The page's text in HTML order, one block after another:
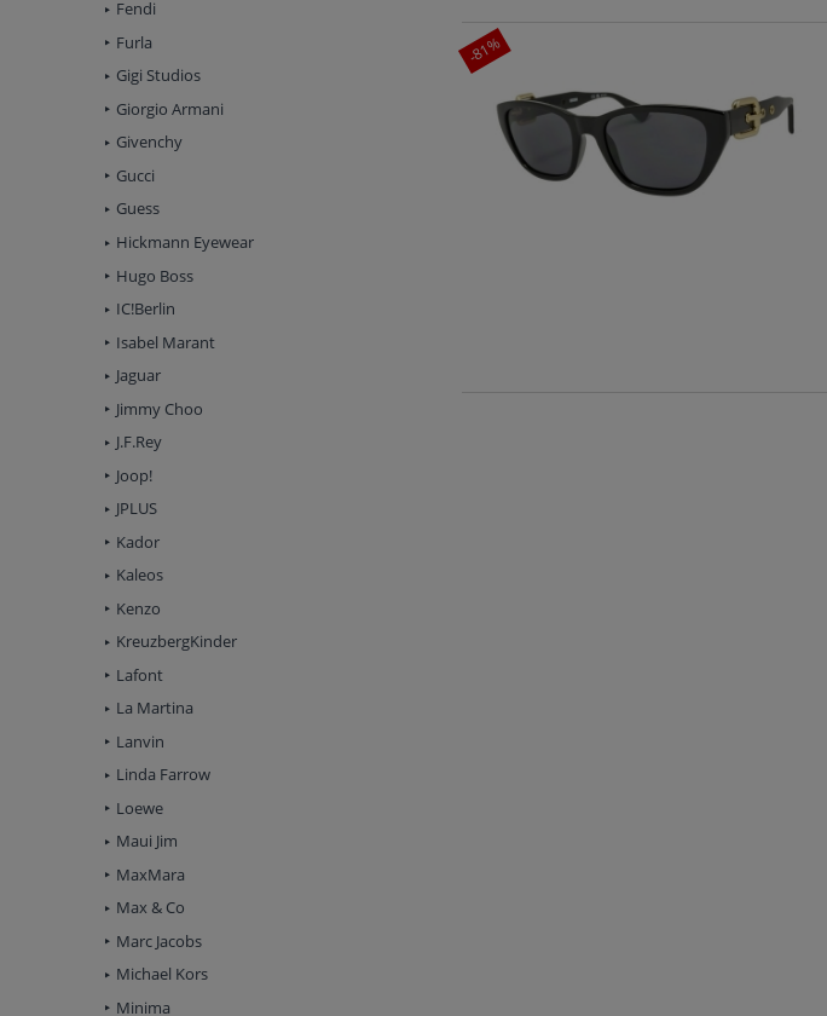
Fendi
Furla
Gigi Studios
Giorgio Armani
Givenchy
Gucci
Guess
Hickmann Eyewear
Hugo Boss
IC!Berlin
Isabel Marant
Jaguar
Jimmy Choo
J.F.Rey
Joop!
JPLUS
Kador
Kaleos
Kenzo
KreuzbergKinder
Lafont
La Martina
Lanvin
Linda Farrow
Loewe
Maui Jim
MaxMara
Max & Co
Marc Jacobs
Michael Kors
Minima
-81%